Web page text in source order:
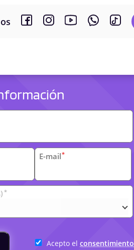
E-mail*
*
Acepto elconsentimiento